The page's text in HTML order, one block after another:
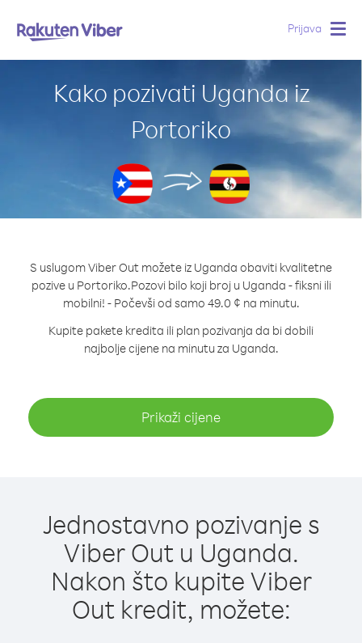
Prijava
Kako pozivati Uganda iz
Portoriko
S uslugom Viber Out možete iz Uganda obaviti kvalitetne
pozive u Portoriko.Pozovi bilo koji broj u Uganda - fiksni ili
mobilni! - Počevši od samo 49.0 ¢ na minutu.
Kupite pakete kredita ili plan pozivanja da bi dobili
najbolje cijene na minutu za Uganda.
Prikaži cijene
Jednostavno pozivanje s
Viber Out u Uganda.
Nakon što kupite Viber
Out kredit, možete: